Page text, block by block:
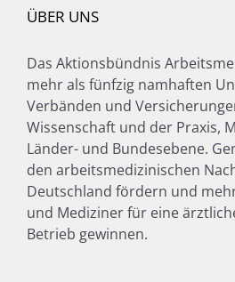
ÜBER UNS
Das Aktionsbündnis
mehr als fünfzig namhaften
Verbänden und
Wissenschaft und der Praxis,
Länder- und Bundesebene.
den arbeitsmedizinischen
Deutschland fördern und
und Mediziner für eine
Betrieb gewinnen.